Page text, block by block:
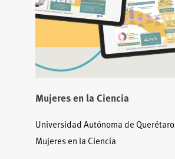
Mujeres en la Ciencia
Universidad Autónoma de Querétaro
Mujeres en la Ciencia